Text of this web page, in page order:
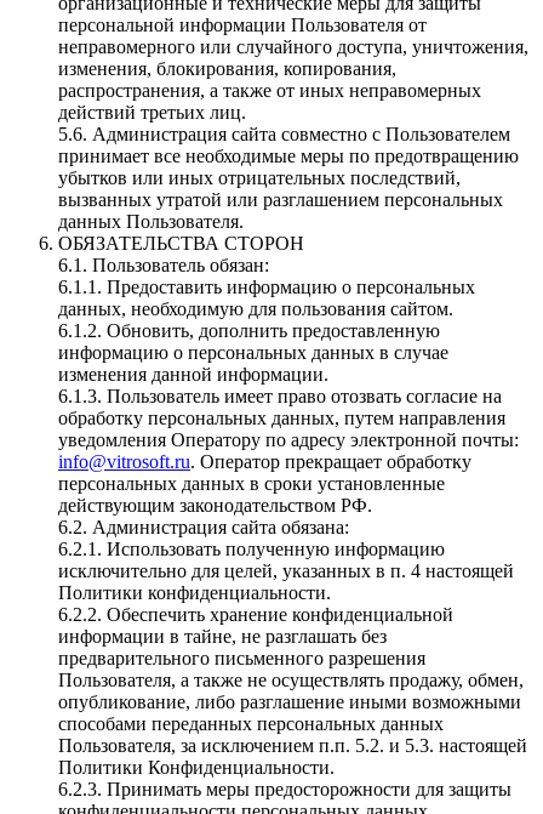
персональной информации Пользователя от
неправомерного или случайного доступа, уничтожения,
изменения, блокирования, копирования,
распространения, а также от иных неправомерных
действий третьих лиц.
5.6. Администрация сайта совместно с Пользователем
принимает все необходимые меры по предотвращению
убытков или иных отрицательных последствий,
вызванных утратой или разглашением персональных
данных Пользователя.
ОБЯЗАТЕЛЬСТВА СТОРОН
6.1. Пользователь обязан:
6.1.1. Предоставить информацию о персональных
данных, необходимую для пользования сайтом.
6.1.2. Обновить, дополнить предоставленную
информацию о персональных данных в случае
изменения данной информации.
6.1.3. Пользователь имеет право отозвать согласие на
обработку персональных данных, путем направления
уведомления Оператору по адресу электронной почты:
info@vitrosoft.ru. Оператор прекращает обработку
персональных данных в сроки установленные
действующим законодательством РФ.
6.2. Администрация сайта обязана:
6.2.1. Использовать полученную информацию
исключительно для целей, указанных в п. 4 настоящей
Политики конфиденциальности.
6.2.2. Обеспечить хранение конфиденциальной
информации в тайне, не разглашать без
предварительного письменного разрешения
Пользователя, а также не осуществлять продажу, обмен,
опубликование, либо разглашение иными возможными
способами переданных персональных данных
Пользователя, за исключением п.п. 5.2. и 5.3. настоящей
Политики Конфиденциальности.
6.2.3. Принимать меры предосторожности для защиты